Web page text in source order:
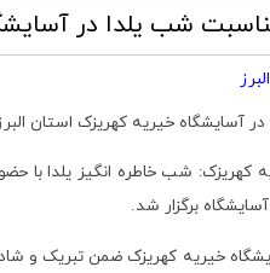
شب یلدا در
آسایشگاه خیریه کهریزک استان
شب خاطره انگیز یلدا با
برگزار شد.
خیریه کهریزک ضمن تبریک و